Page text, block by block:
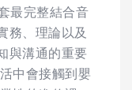
最完整結合音
務、理論以及
與溝通的重要
中會接觸到嬰